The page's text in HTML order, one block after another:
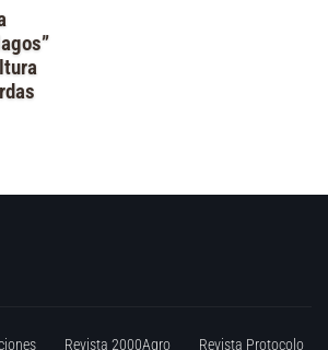
Revista 2000Agro Revista Protocolo